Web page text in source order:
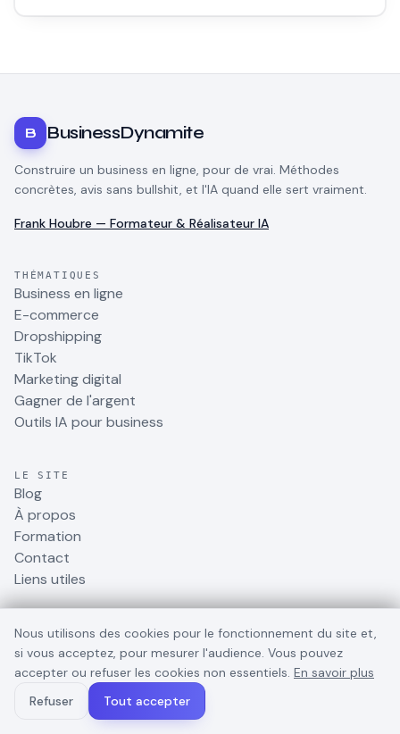
B BusinessDynamite
Construire un business en ligne, pour de vrai. Méthodes
concrètes, avis sans bullshit, et l'IA quand elle sert vraiment.
Frank Houbre — Formateur & Réalisateur IA
THÉMATIQUES
Business en ligne
E-commerce
Dropshipping
TikTok
Marketing digital
Gagner de l'argent
Outils IA pour business
LE SITE
Blog
À propos
Formation
Contact
Liens utiles
MENTIONS
Confidentialité
Mentions légales
CGV
Nous utilisons des cookies pour le fonctionnement du site et,
si vous acceptez, pour mesurer l'audience. Vous pouvez
accepter ou refuser les cookies non essentiels. En savoir plus
Refuser
Tout accepter